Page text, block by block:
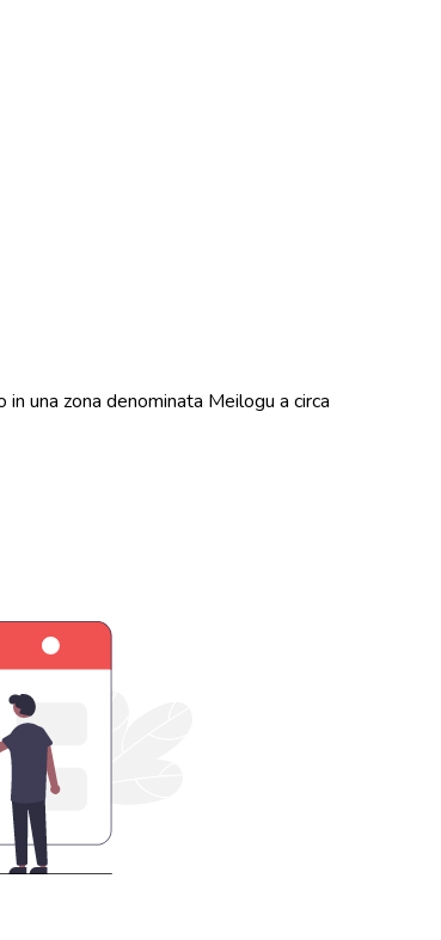
una zona denominata Meilogu a circa